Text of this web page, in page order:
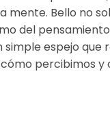
Bello no
del
espejo que
percibimos y